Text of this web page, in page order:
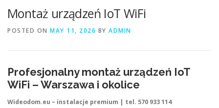
MONTAŻ WIDEDOMOFONÓW
KONTAKT
EN
Montaż urządzeń IoT WiFi
POSTED ON MAY 11, 2026 BY ADMIN
Profesjonalny montaż urządzeń IoT
WiFi – Warszawa i okolice
Wideodom.eu – instalacje premium | tel. 570 933 114